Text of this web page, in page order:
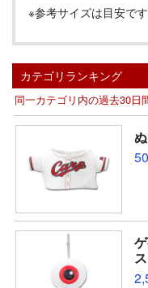
※参考サイズは目安です
カテゴリランキング
同一カテゴリ内の過去30日